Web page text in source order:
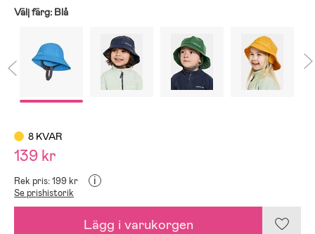
Välj färg: Blå
8 KVAR
139 kr
Rek pris: 199 kr i
Se prishistorik
Lägg i varukorgen